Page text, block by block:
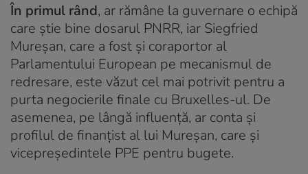
În primul rând, ar rămâne la guvernare o echipă
care știe bine dosarul PNRR, iar Siegfried
Mureșan, care a fost și coraportor al
Parlamentului European pe mecanismul de
redresare, este văzut cel mai potrivit pentru a
purta negocierile finale cu Bruxelles-ul. De
asemenea, pe lângă influență, ar conta și
profilul de finanțist al lui Mureșan, care și
vicepreședintele PPE pentru bugete.